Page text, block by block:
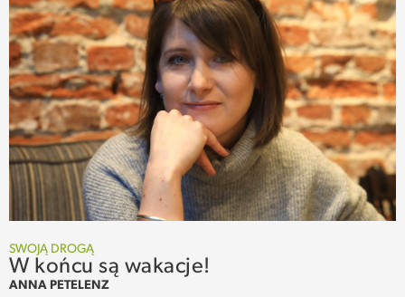
SWOJĄ DROGĄ
W końcu są wakacje!
ANNA PETELENZ